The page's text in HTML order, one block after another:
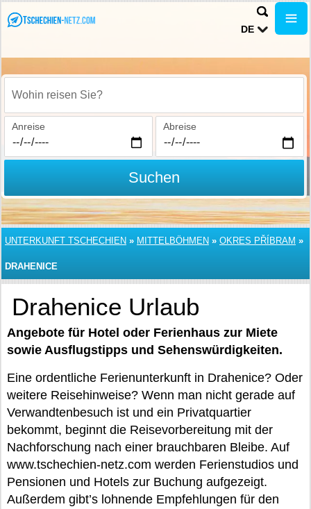
DE
Wohin reisen Sie?
Anreise Abreise
Suchen
UNTERKUNFT TSCHECHIEN » MITTELBÖHMEN » OKRES PŘÍBRAM »
DRAHENICE
Drahenice Urlaub
Angebote für Hotel oder Ferienhaus zur Miete
sowie Ausflugstipps und Sehenswürdigkeiten.
Eine ordentliche Ferienunterkunft in Drahenice? Oder
weitere Reisehinweise? Wenn man nicht gerade auf
Verwandtenbesuch ist und ein Privatquartier
bekommt, beginnt die Reisevorbereitung mit der
Nachforschung nach einer brauchbaren Bleibe. Auf
www.tschechien-netz.com werden Ferienstudios und
Pensionen und Hotels zur Buchung aufgezeigt.
Außerdem gibt’s lohnende Empfehlungen für den